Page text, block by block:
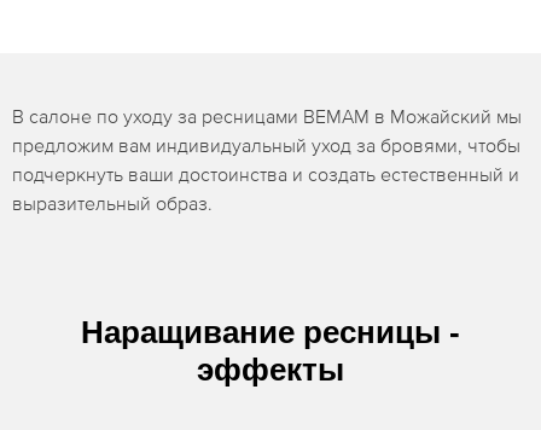
В салоне по уходу за ресницами BEMAM в Можайский мы
предложим вам индивидуальный уход за бровями, чтобы
подчеркнуть ваши достоинства и создать естественный и
выразительный образ.
Наращивание ресницы -
эффекты